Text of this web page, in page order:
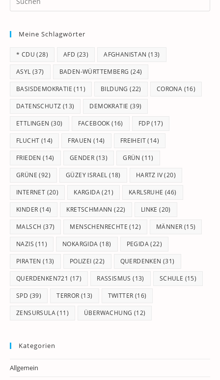
Meine Schlagwörter
* CDU (28) AFD (23) AFGHANISTAN (13)
ASYL (37) BADEN-WÜRTTEMBERG (24)
BASISDEMOKRATIE (11) BILDUNG (22) CORONA (16)
DATENSCHUTZ (13) DEMOKRATIE (39)
ETTLINGEN (30) FACEBOOK (16) FDP(17)
FLUCHT (14) FRAUEN (14) FREIHEIT(14)
FRIEDEN (14) GENDER (13) GRÜN (11)
GRÜNE (92) GÜZEY ISRAEL (18) HARTZ IV(20)
INTERNET (20) KARGIDA(21) KARLSRUHE (46)
KINDER (14) KRETSCHMANN (22) LINKE (20)
MALSCH (37) MENSCHENRECHTE (12) MÄNNER (15)
NAZIS (11) NOKARGIDA (18) PEGIDA(22)
PIRATEN (13) POLIZEI (22) QUERDENKEN (31)
QUERDENKEN721 (17) RASSISMUS (13) SCHULE (15)
SPD (39) TERROR (13) TWITTER (16)
ZENSURSULA(11) ÜBERWACHUNG (12)
Kategorien
Allgemein